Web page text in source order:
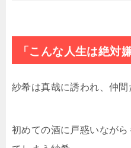
「こんな人生は絶対
紗希は真哉に誘われ、仲間
初めての酒に戸惑いなが